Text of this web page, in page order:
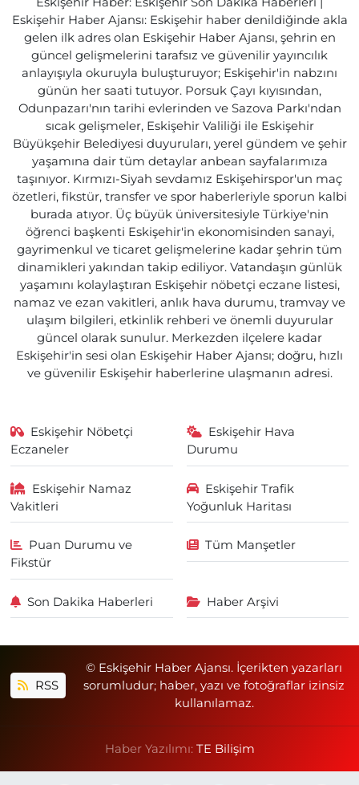
Eskişehir Haber Ajansı: Eskişehir haber denildiğinde akla
gelen ilk adres olan Eskişehir Haber Ajansı, şehrin en
güncel gelişmelerini tarafsız ve güvenilir yayıncılık
anlayışıyla okuruyla buluşturuyor; Eskişehir'in nabzını
günün her saati tutuyor. Porsuk Çayı kıyısından,
Odunpazarı'nın tarihi evlerinden ve Sazova Parkı'ndan
sıcak gelişmeler, Eskişehir Valiliği ile Eskişehir
Büyükşehir Belediyesi duyuruları, yerel gündem ve şehir
yaşamına dair tüm detaylar anbean sayfalarımıza
taşınıyor. Kırmızı-Siyah sevdamız Eskişehirspor'un maç
özetleri, fikstür, transfer ve spor haberleriyle sporun kalbi
burada atıyor. Üç büyük üniversitesiyle Türkiye'nin
öğrenci başkenti Eskişehir'in ekonomisinden sanayi,
gayrimenkul ve ticaret gelişmelerine kadar şehrin tüm
dinamikleri yakından takip ediliyor. Vatandaşın günlük
yaşamını kolaylaştıran Eskişehir nöbetçi eczane listesi,
namaz ve ezan vakitleri, anlık hava durumu, tramvay ve
ulaşım bilgileri, etkinlik rehberi ve önemli duyurular
güncel olarak sunulur. Merkezden ilçelere kadar
Eskişehir'in sesi olan Eskişehir Haber Ajansı; doğru, hızlı
ve güvenilir Eskişehir haberlerine ulaşmanın adresi.
Eskişehir Nöbetçi
Eczaneler
Eskişehir Hava
Durumu
Eskişehir Namaz
Vakitleri
Eskişehir Trafik
Yoğunluk Haritası
Puan Durumu ve
Fikstür
Tüm Manşetler
Son Dakika Haberleri Haber Arşivi
RSS
© Eskişehir Haber Ajansı. İçerikten yazarları
sorumludur; haber, yazı ve fotoğraflar izinsiz
kullanılamaz.
Haber Yazılımı: TE Bilişim